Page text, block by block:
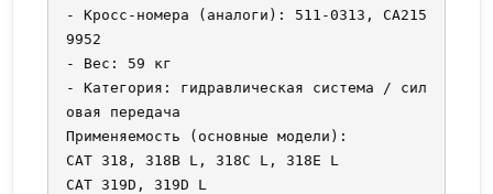
- Кросс-номера (аналоги): 511-0313, CA215
9952
- Вес: 59 кг
- Категория: гидравлическая система / сил
овая передача
Применяемость (основные модели):
CAT 318, 318B L, 318C L, 318E L
CAT 319D, 319D L